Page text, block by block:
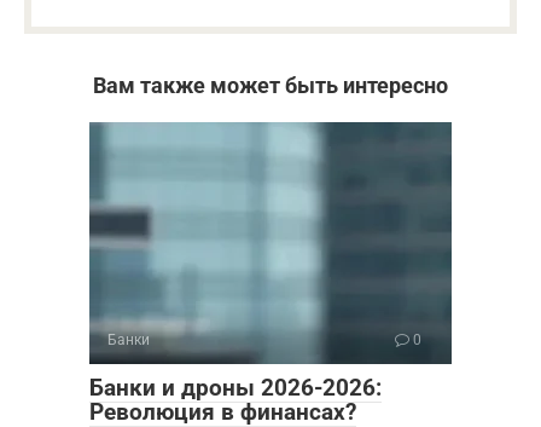
Вам также может быть интересно
Банки 0
Банки и дроны 2026-2026:
Революция в финансах?